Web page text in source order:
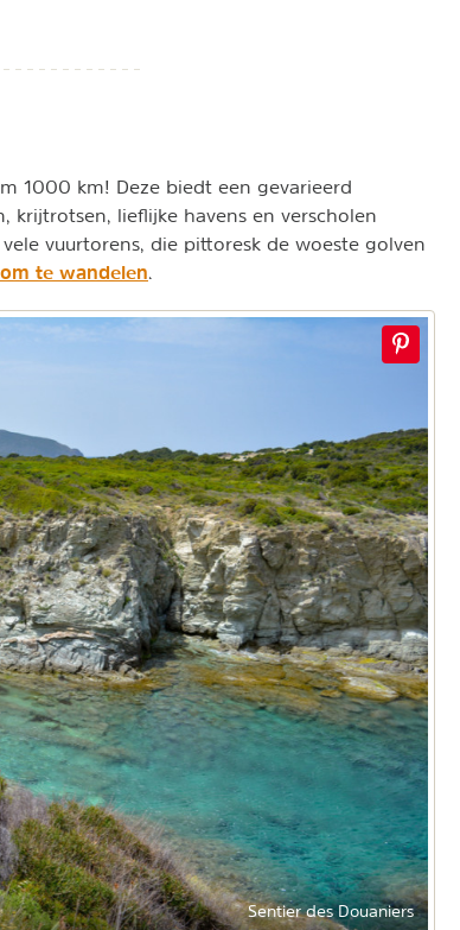
1000 km! Deze biedt een gevarieerd
krijtrotsen, lieflijke havens en verscholen
vuurtorens, die pittoresk de woeste golven
te wandelen
Sentier des Douaniers